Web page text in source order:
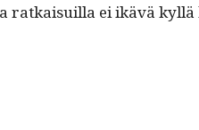
ei ikävä